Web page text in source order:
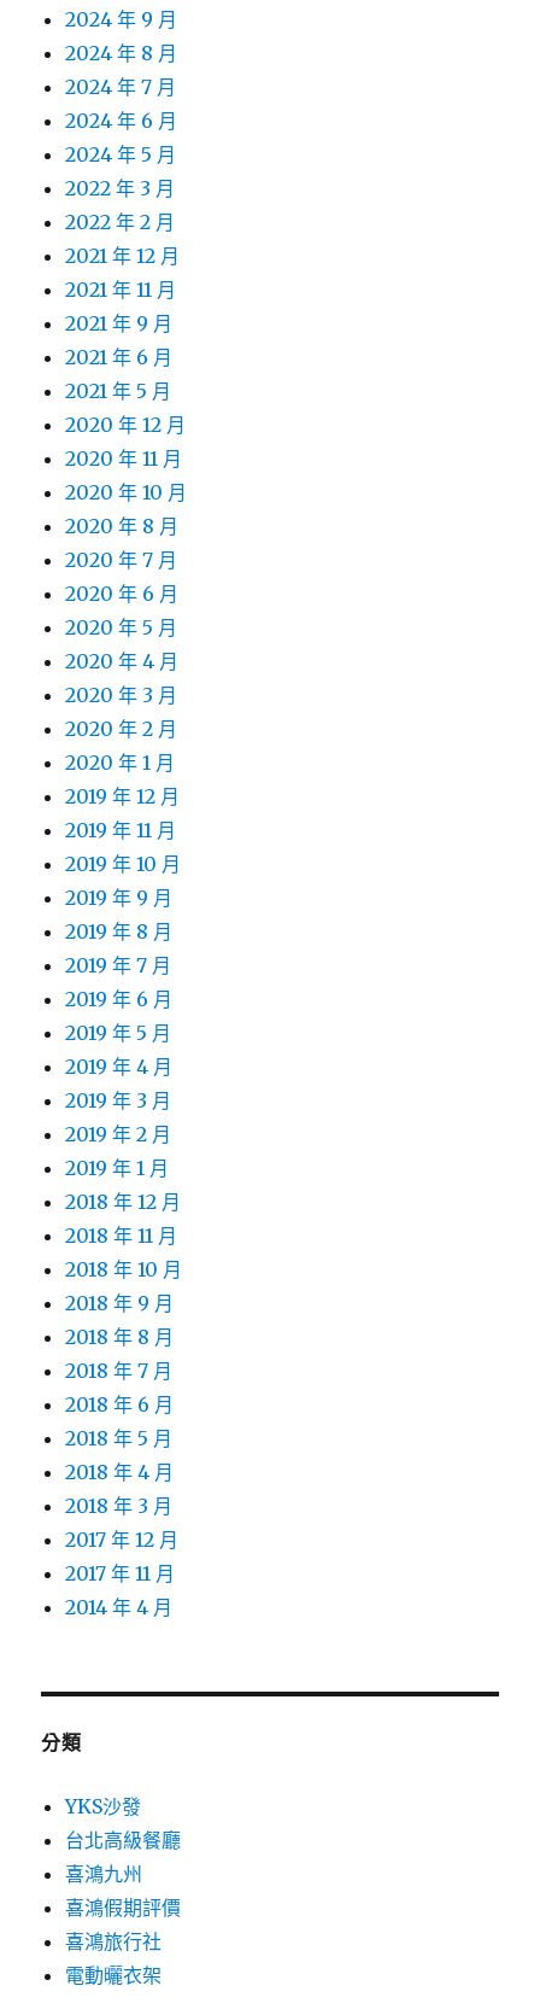
2024 年 9 月
2024 年 8 月
2024 年 7 月
2024 年 6 月
2024 年 5 月
2022 年 3 月
2022 年 2 月
2021 年 12 月
2021 年 11 月
2021 年 9 月
2021 年 6 月
2021 年 5 月
2020 年 12 月
2020 年 11 月
2020 年 10 月
2020 年 8 月
2020 年 7 月
2020 年 6 月
2020 年 5 月
2020 年 4 月
2020 年 3 月
2020 年 2 月
2020 年 1 月
2019 年 12 月
2019 年 11 月
2019 年 10 月
2019 年 9 月
2019 年 8 月
2019 年 7 月
2019 年 6 月
2019 年 5 月
2019 年 4 月
2019 年 3 月
2019 年 2 月
2019 年 1 月
2018 年 12 月
2018 年 11 月
2018 年 10 月
2018 年 9 月
2018 年 8 月
2018 年 7 月
2018 年 6 月
2018 年 5 月
2018 年 4 月
2018 年 3 月
2017 年 12 月
2017 年 11 月
2014 年 4 月
分類
YKS沙發
台北高級餐廳
喜鴻九州
喜鴻假期評價
喜鴻旅行社
電動曬衣架